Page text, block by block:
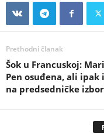
Prethodni članak
Šok u Francuskoj:
Pen osuđena, ali ipak
na predsedničke